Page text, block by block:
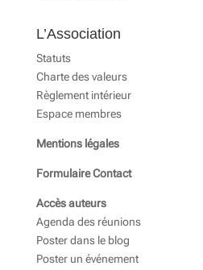
L’Association
Statuts
Charte des valeurs
Règlement intérieur
Espace membres
Mentions légales
Formulaire Contact
Accès auteurs
Agenda des réunions
Poster dans le blog
Poster un événement